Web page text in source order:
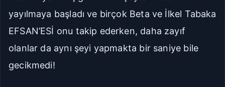
yayılmaya başladı ve birçok Beta ve İlkel Tabaka
EFSAN’ESİ onu takip ederken, daha zayıf
olanlar da aynı şeyi yapmakta bir saniye bile
gecikmedi!